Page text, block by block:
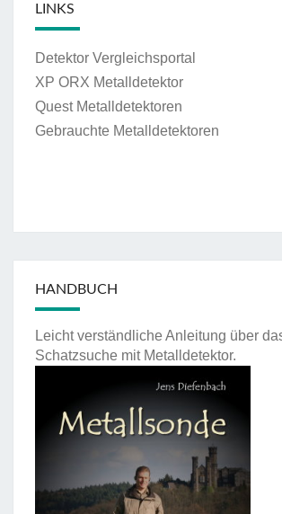
LINKS
Detektor Vergleichsportal
XP ORX Metalldetektor
Quest Metalldetektoren
Gebrauchte Metalldetektoren
HANDBUCH
Leicht verständliche Anleitung über
Schatzsuche mit Metalldetektor.